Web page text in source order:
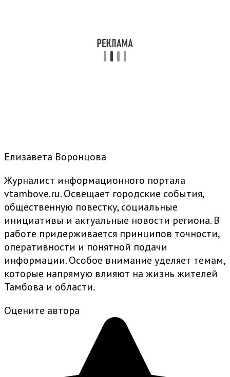
Елизавета Воронцова
Журналист информационного портала
vtambove.ru. Освещает городские события,
общественную повестку, социальные
инициативы и актуальные новости региона. В
работе придерживается принципов точности,
оперативности и понятной подачи
информации. Особое внимание уделяет темам,
которые напрямую влияют на жизнь жителей
Тамбова и области.
Оцените автора